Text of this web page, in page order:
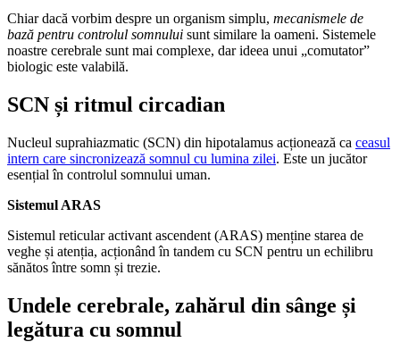
Chiar dacă vorbim despre un organism simplu, mecanismele de
bază pentru controlul somnului sunt similare la oameni. Sistemele
noastre cerebrale sunt mai complexe, dar ideea unui „comutator”
biologic este valabilă.
SCN și ritmul circadian
Nucleul suprahiazmatic (SCN) din hipotalamus acționează ca ceasul
intern care sincronizează somnul cu lumina zilei. Este un jucător
esențial în controlul somnului uman.
Sistemul ARAS
Sistemul reticular activant ascendent (ARAS) menține starea de
veghe și atenția, acționând în tandem cu SCN pentru un echilibru
sănătos între somn și trezie.
Undele cerebrale, zahărul din sânge și
legătura cu somnul